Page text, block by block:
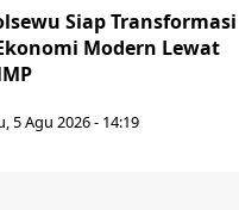
Siap Transformasi
Modern Lewat
5 Agu 2026 - 14:19